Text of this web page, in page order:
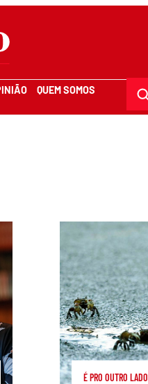
QUEM SOMOS
É PRO OUTRO LADO